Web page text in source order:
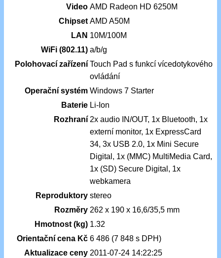
Video AMD Radeon HD 6250M
Chipset AMD A50M
LAN 10M/100M
WiFi (802.11) a/b/g
Polohovací zařízení Touch Pad s funkcí vícedotykového
ovládání
Operační systém Windows 7 Starter
Baterie Li-Ion
Rozhraní 2x audio IN/OUT, 1x Bluetooth, 1x
externí monitor, 1x ExpressCard
34, 3x USB 2.0, 1x Mini Secure
Digital, 1x (MMC) MultiMedia Card,
1x (SD) Secure Digital, 1x
webkamera
Reproduktory stereo
Rozměry 262 x 190 x 16,6/35,5 mm
Hmotnost (kg) 1.32
Orientační cena Kč 6 486 (7 848 s DPH)
Aktualizace ceny 2011-07-24 14:22:25